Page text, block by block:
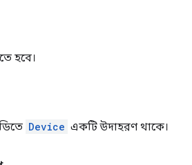
হবে।
Device একটি উদাহরণ থাকে।